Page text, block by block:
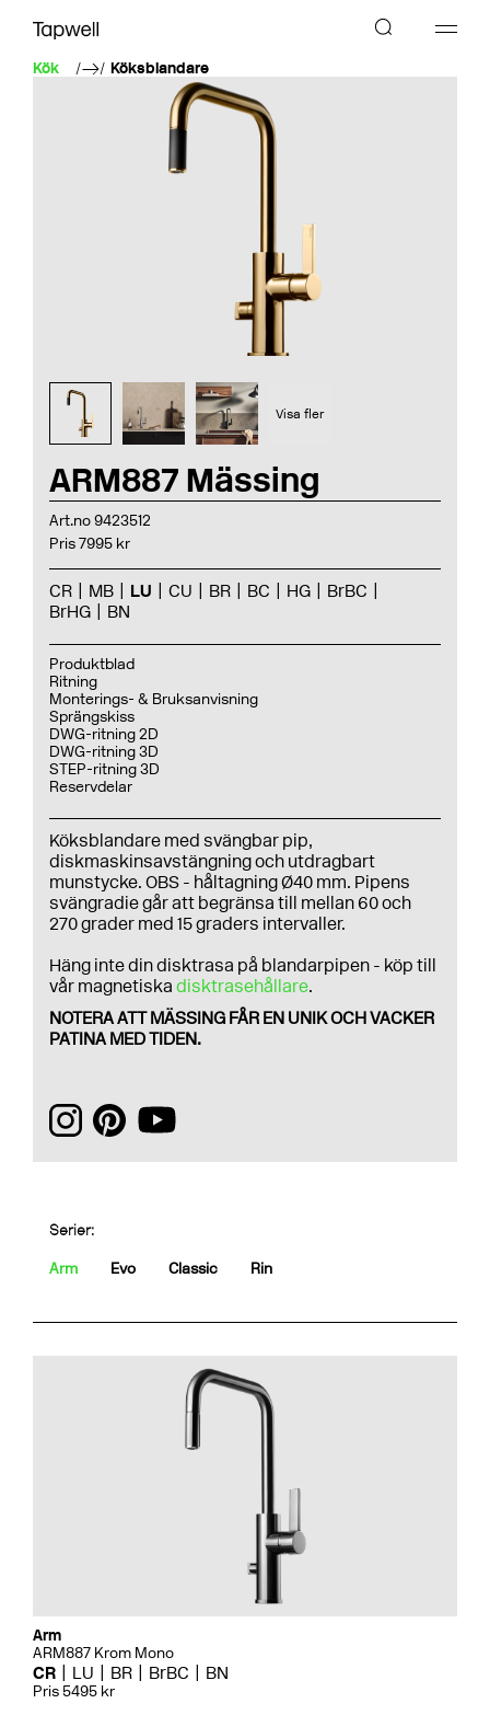
Kök Köksblandare
ARM887 Mässing
Art.no 9423512
Pris 7995 kr
CR MB LU CU BR BC HG
BrBC
BrHG
BN
Produktblad
Ritning
Monterings- & Bruksanvisning
Sprängskiss
DWG-ritning 2D
DWG-ritning 3D
STEP-ritning 3D
Reservdelar
Köksblandare med svängbar pip,
diskmaskinsavstängning och utdragbart
munstycke. OBS - håltagning Ø40 mm. Pipens
svängradie går att begränsa till mellan 60 och
270 grader med 15 graders intervaller.
Häng inte din disktrasa på blandarpipen - köp till
vår magnetiska disktrasehållare.
NOTERA ATT MÄSSING FÅR EN UNIK OCH VACKER
PATINA MED TIDEN.
Visa fler
Serier:
Arm Evo Classic Rin
Arm
ARM887 Krom Mono
CR LU BR BrBC BN
Pris 5495 kr